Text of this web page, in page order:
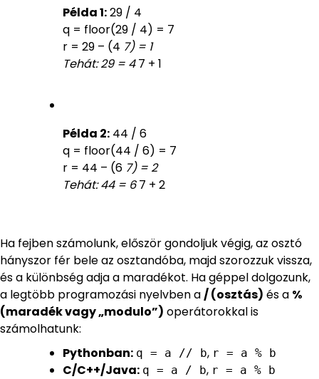
Példa 1:29 / 4
q = floor(29 / 4) = 7
r = 29 – (4 7) = 1
Tehát: 29 = 47 + 1
Példa 2: 44 / 6
q = floor(44 / 6) = 7
r = 44 – (6 7) = 2
Tehát: 44 = 67 + 2
Ha fejben számolunk, először gondoljuk végig, az osztó
hányszor fér bele az osztandóba, majd szorozzuk vissza,
és a különbség adja a maradékot. Ha géppel dolgozunk,
a legtöbb programozási nyelvben a/ (osztás) és a %
(maradék vagy „modulo”) operátorokkal is
számolhatunk:
Pythonban: q = a // b, r = a % b
C/C++/Java: q = a / b, r = a % b